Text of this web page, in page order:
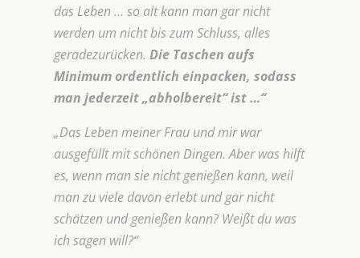
das Leben … so alt kann man gar nicht
werden um nicht bis zum Schluss, alles
geradezurücken. Die Taschen aufs
Minimum ordentlich einpacken, sodass
man jederzeit „abholbereit“ ist …“
„Das Leben meiner Frau und mir war
ausgefüllt mit schönen Dingen. Aber was hilft
es, wenn man sie nicht genießen kann, weil
man zu viele davon erlebt und gar nicht
schätzen und genießen kann? Weißt du was
ich sagen will?“